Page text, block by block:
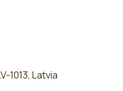
1013, Latvia